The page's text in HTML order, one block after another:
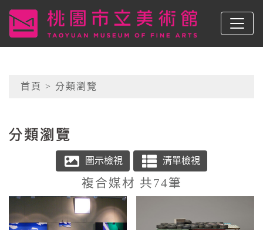
桃園市立美術館
網頁導覽
首頁 > 分類瀏覽
複合媒材 共74筆